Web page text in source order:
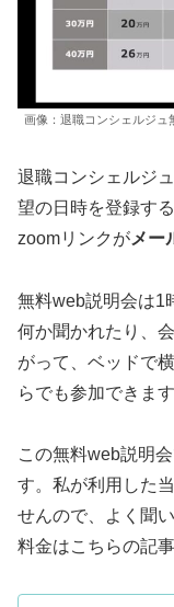
画像：退職コンシェルジュ
退職コンシェルジ
望の日時を登録す
zoomリンクがメー
無料web説明会は1
何か聞かれたり、
がって、ベッドで
らでも参加できます
この無料web説明
す。私が利用した
せんので、よく聞
料金はこちらの記